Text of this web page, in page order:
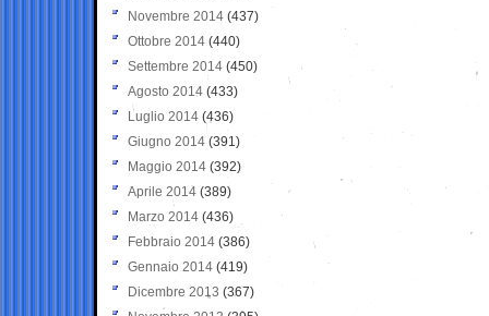
Novembre 2014 (437)
Ottobre 2014 (440)
Settembre 2014 (450)
Agosto 2014 (433)
Luglio 2014 (436)
Giugno 2014 (391)
Maggio 2014 (392)
Aprile 2014 (389)
Marzo 2014 (436)
Febbraio 2014 (386)
Gennaio 2014 (419)
Dicembre 2013 (367)